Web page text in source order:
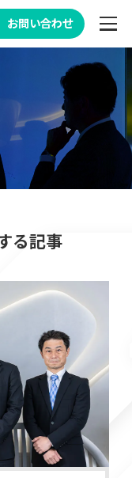
お問い合わせ
る記事